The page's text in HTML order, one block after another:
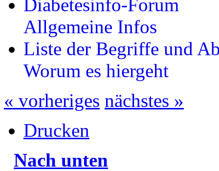
Diabetesinfo-Forum
Allgemeine Infos
Liste der Begriffe und
Worum es hiergeht
« vorheriges nächstes »
Drucken
Nach unten